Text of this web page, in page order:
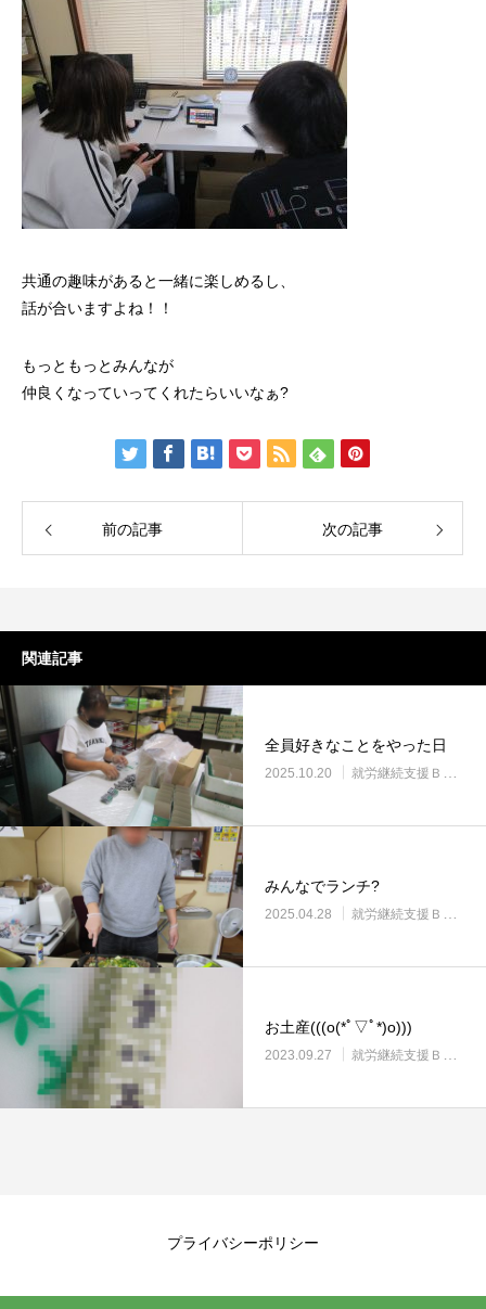
共通の趣味があると一緒に楽しめるし、
話が合いますよね！！
もっともっとみんなが
仲良くなっていってくれたらいいなぁ?
前の記事 次の記事
関連記事
全員好きなことをやった日
2025.10.20 就労継続支援Ｂ型・ニコサービス城東センター
みんなでランチ?
2025.04.28 就労継続支援Ｂ型・ニコサービス城東センター
お土産(((o(*ﾟ▽ﾟ*)o)))
2023.09.27 就労継続支援Ｂ型・ニコサービス城東センター
プライバシーポリシー